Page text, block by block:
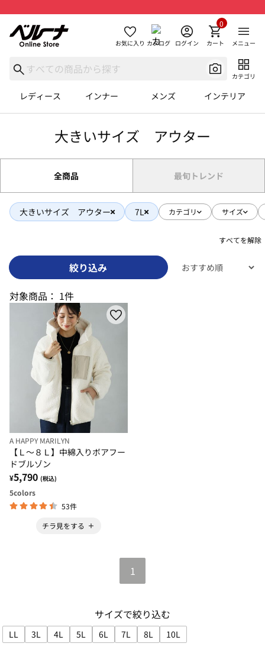
お気に入り カタログ ログイン カート
0
メニュー
カテゴリ
レディース インナー メンズ インテリア
大きいサイズ アウター
全商品 最旬トレンド
大きいサイズ アウター 7L カテゴリ サイズ
すべてを解除
絞り込み
対象商品： 1件
A HAPPY MARILYN
【Ｌ～８Ｌ】中綿入りボアフー
ドブルゾン
¥5,790 (税込)
5colors
53件
チラ見をする
1
サイズで絞り込む
LL
サイズで絞り込み: LL
3L
サイズで絞り込み: 3L
4L
サイズで絞り込み: 4L
5L
サイズで絞り込み: 5L
6L
サイズで絞り込み: 6L
7L
サイズで絞り込み: 7L
8L
サイズで絞り込み: 8L
10L
サイズで絞り込み: 10L